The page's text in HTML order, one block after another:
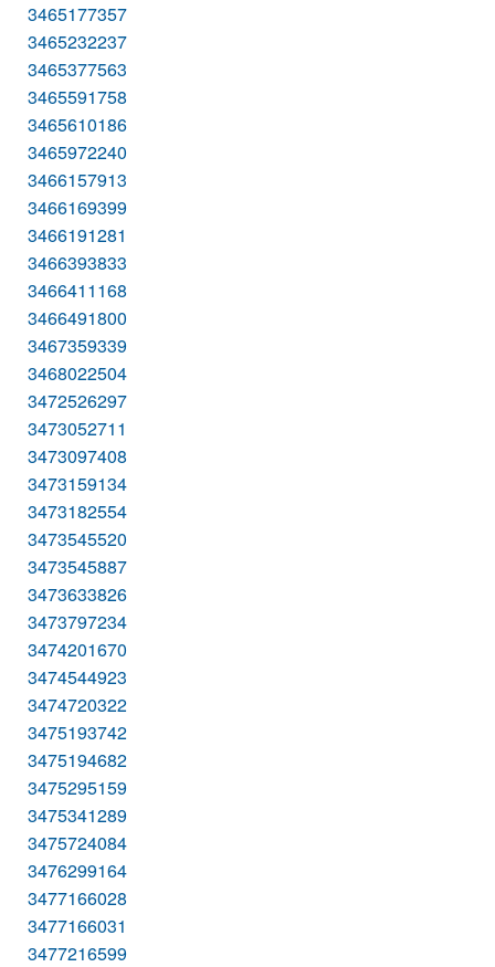
3465177357
3465232237
3465377563
3465591758
3465610186
3465972240
3466157913
3466169399
3466191281
3466393833
3466411168
3466491800
3467359339
3468022504
3472526297
3473052711
3473097408
3473159134
3473182554
3473545520
3473545887
3473633826
3473797234
3474201670
3474544923
3474720322
3475193742
3475194682
3475295159
3475341289
3475724084
3476299164
3477166028
3477166031
3477216599